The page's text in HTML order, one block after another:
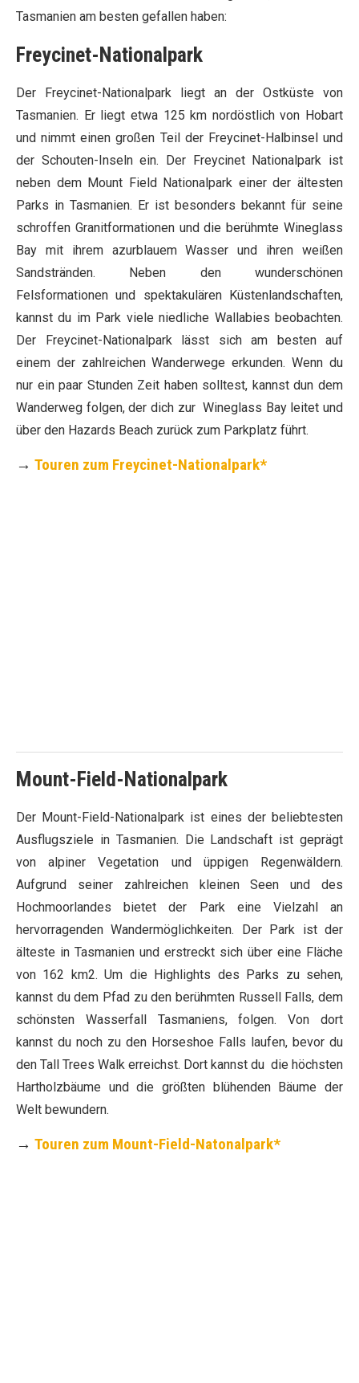
Tasmanien am besten gefallen haben:
Freycinet-Nationalpark
Der Freycinet-Nationalpark liegt an der Ostküste von
Tasmanien. Er liegt etwa 125 km nordöstlich von Hobart
und nimmt einen großen Teil der Freycinet-Halbinsel und
der Schouten-Inseln ein. Der Freycinet Nationalpark ist
neben dem Mount Field Nationalpark einer der ältesten
Parks in Tasmanien. Er ist besonders bekannt für seine
schroffen Granitformationen und die berühmte Wineglass
Bay mit ihrem azurblauem Wasser und ihren weißen
Sandstränden. Neben den wunderschönen
Felsformationen und spektakulären Küstenlandschaften,
kannst du im Park viele niedliche Wallabies beobachten.
Der Freycinet-Nationalpark lässt sich am besten auf
einem der zahlreichen Wanderwege erkunden. Wenn du
nur ein paar Stunden Zeit haben solltest, kannst dun dem
Wanderweg folgen, der dich zur Wineglass Bay leitet und
über den Hazards Beach zurück zum Parkplatz führt.
→ Touren zum Freycinet-Nationalpark*
Mount-Field-Nationalpark
Der Mount-Field-Nationalpark ist eines der beliebtesten
Ausflugsziele in Tasmanien. Die Landschaft ist geprägt
von alpiner Vegetation und üppigen Regenwäldern.
Aufgrund seiner zahlreichen kleinen Seen und des
Hochmoorlandes bietet der Park eine Vielzahl an
hervorragenden Wandermöglichkeiten. Der Park ist der
älteste in Tasmanien und erstreckt sich über eine Fläche
von 162 km2. Um die Highlights des Parks zu sehen,
kannst du dem Pfad zu den berühmten Russell Falls, dem
schönsten Wasserfall Tasmaniens, folgen. Von dort
kannst du noch zu den Horseshoe Falls laufen, bevor du
den Tall Trees Walk erreichst. Dort kannst du die höchsten
Hartholzbäume und die größten blühenden Bäume der
Welt bewundern.
→ Touren zum Mount-Field-Natonalpark*